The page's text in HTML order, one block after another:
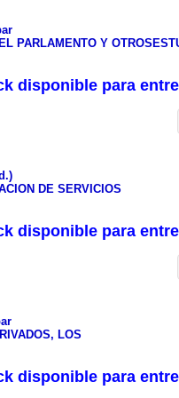
PARLAMENTO Y
disponible para
DE SERVICIOS
disponible para
LOS
disponible para